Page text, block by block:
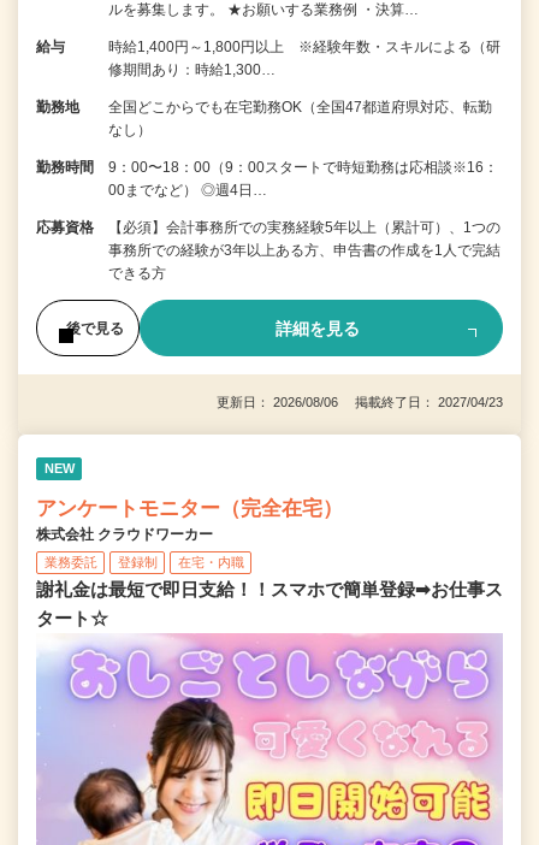
ルを募集します。 ★お願いする業務例 ・決算…
給与
時給1,400円～1,800円以上 ※経験年数・スキルによる（研
修期間あり：時給1,300…
勤務地
全国どこからでも在宅勤務OK（全国47都道府県対応、転勤
なし）
勤務時間
9：00〜18：00（9：00スタートで時短勤務は応相談※16：
00までなど） ◎週4日…
応募資格
【必須】会計事務所での実務経験5年以上（累計可）、1つの
事務所での経験が3年以上ある方、申告書の作成を1人で完結
できる方
後で見る 詳細を見る
更新日： 2026/08/06 掲載終了日： 2027/04/23
NEW
アンケートモニター（完全在宅）
株式会社 クラウドワーカー
業務委託 登録制 在宅・内職
謝礼金は最短で即日支給！！スマホで簡単登録➡お仕事ス
タート☆